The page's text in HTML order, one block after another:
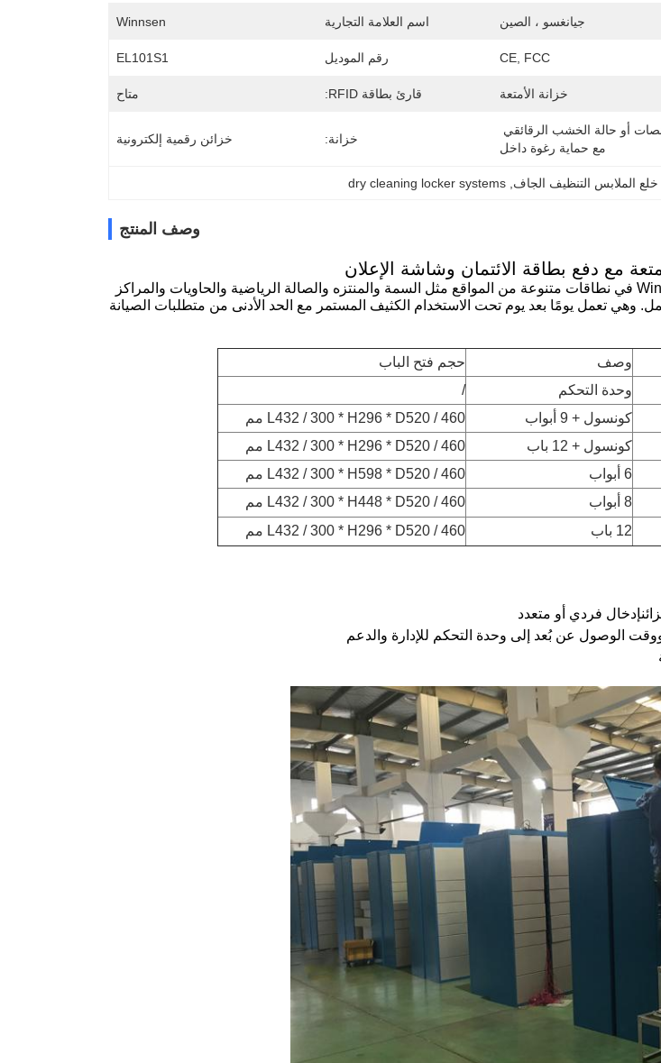
جيانغسو ، الصين اسم العلامة التجارية Winnsen
CE, FCC رقم الموديل EL101S1
خزانة الأمتعة قارئ بطاقة RFID: متاح
مع حماية رغوة داخل
خزانة: خزائن رقمية إلكترونية
خلع الملابس التنظيف الجاف ,
dry cleaning locker systems
وصف المنتج
مع دفع بطاقة الائتمان وشاشة الإعلان
تعمل أنظمة الخزائن الإلكترونية Winnsen في نطاقات متنوعة من المواقع مثل السمة والمنتزه والصالة الرياضية والحاويات والمراكز
وهي تعمل يومًا بعد يوم تحت الاستخدام الكثيف المستمر مع الحد الأدنى من متطلبات الصيانة
وصف حجم فتح الباب
وحدة التحكم
/
كونسول + 9 أبواب
L432 / 300 * H296 * D520 / 460 مم
كونسول + 12 باب L432 / 300 * H296 * D520 / 460 مم
6 أبواب
L432 / 300 * H598 * D520 / 460 مم
8 أبواب
L432 / 300 * H448 * D520 / 460 مم
12 باب
L432 / 300 * H296 * D520 / 460 مم
فردي أو متعدد
الوصول عن بُعد إلى وحدة التحكم للإدارة والدعم